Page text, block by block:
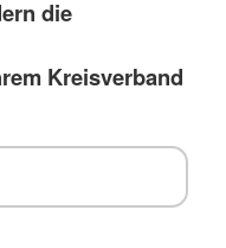
die
Kreisverband